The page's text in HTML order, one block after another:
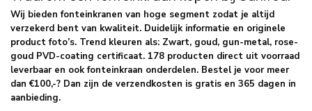
Wij bieden fonteinkranen van hoge segment zodat je altijd
verzekerd bent van kwaliteit. Duidelijk informatie en originele
product foto’s. Trend kleuren als: Zwart, goud, gun-metal, rose-
goud PVD-coating certificaat. 178 producten direct uit voorraad
leverbaar en ook fonteinkraan onderdelen. Bestel je voor meer
dan €100,-? Dan zijn de verzendkosten is gratis en 365 dagen in
aanbieding.